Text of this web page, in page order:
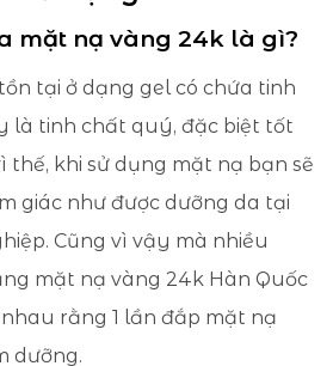
mặt nạ vàng 24k là gì?
tại ở dạng gel có chứa tinh
là tinh chất quý, đặc biệt tốt
thế, khi sử dụng mặt nạ bạn sẽ
giác như được dưỡng da tại
Cũng vì vậy mà nhiều
mặt nạ vàng 24k Hàn Quốc
rằng 1 lần đắp mặt nạ
dưỡng.